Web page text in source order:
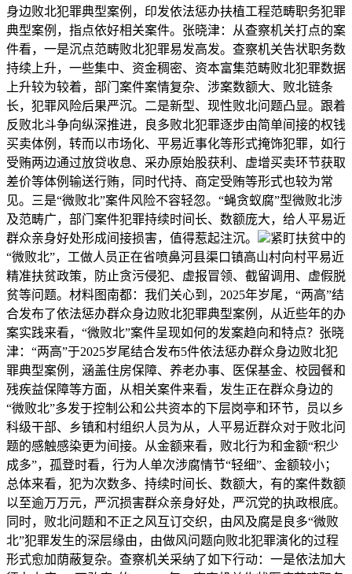
身边败北犯罪典型案例，印发依法惩办扶植工程范畴职务犯罪
典型案例，指点依好相关案件。张晓津：从查察机关打点的案
件看，一是沉点范畴败北犯罪易发高发。查察机关告状职务数
持续上升，一些集中、资金稠密、资本富集范畴败北犯罪数据
上升较为较着，部门案件案情复杂、涉案数额大、败北链条
长，犯罪风险后果严沉。二是新型、现性败北问题凸显。跟着
反败北斗争向纵深推进，良多败北犯罪逐步由简单间接的权钱
买卖体例，转而以市场化、平易近事化等形式掩饰犯罪，如行
受贿两边通过放贷收息、采办原始股获利、虚增买卖环节获取
差价等体例输送行贿，同时代持、商定受贿等形式也较为常
见。三是“微败北”案件风险不容轻忽。“蝇贪蚁腐”型微败北涉
及范畴广，部门案件犯罪持续时间长、数额庞大，给人平易近
群众亲身好处形成间接损害，值得惹起注沉。
紧盯扶贫中的
“微败北”，工做人员正在省喷鼻河县渠口镇高山村向村平易近
精准扶贫政策，防止贪污侵犯、虚报冒领、截留调用、虚假脱
贫等问题。材料图南都：我们关心到，2025年岁尾，“两高”结
合发布了依法惩办群众身边败北犯罪典型案例，从近些年的办
案实践来看，“微败北”案件呈现如何的发案趋向和特点？张晓
津：“两高”于2025岁尾结合发布5件依法惩办群众身边败北犯
罪典型案例，涵盖住房保障、养老办事、医保基金、校园餐和
残疾益保障等方面，从相关案件来看，发生正在群众身边的
“微败北”多发于控制公和公共资本的下层岗亭和环节，员以乡
科级干部、乡镇和村组织人员为从，人平易近群众对于败北问
题的感触感染更为间接。从金额来看，败北行为和金额“积少
成多”，孤登时看，行为人单次涉腐情节“轻细”、金额较小；
总体来看，犯为次数多、持续时间长、数额大，有的案件数额
以至逾万万元，严沉损害群众亲身好处，严沉党的执政根底。
同时，败北问题和不正之风互订交织，由风及腐是良多“微败
北”犯罪发生的深层缘由，由做风问题向败北犯罪演化的过程
形式愈加荫蔽复杂。查察机关采纳了如下行动：一是依法加大